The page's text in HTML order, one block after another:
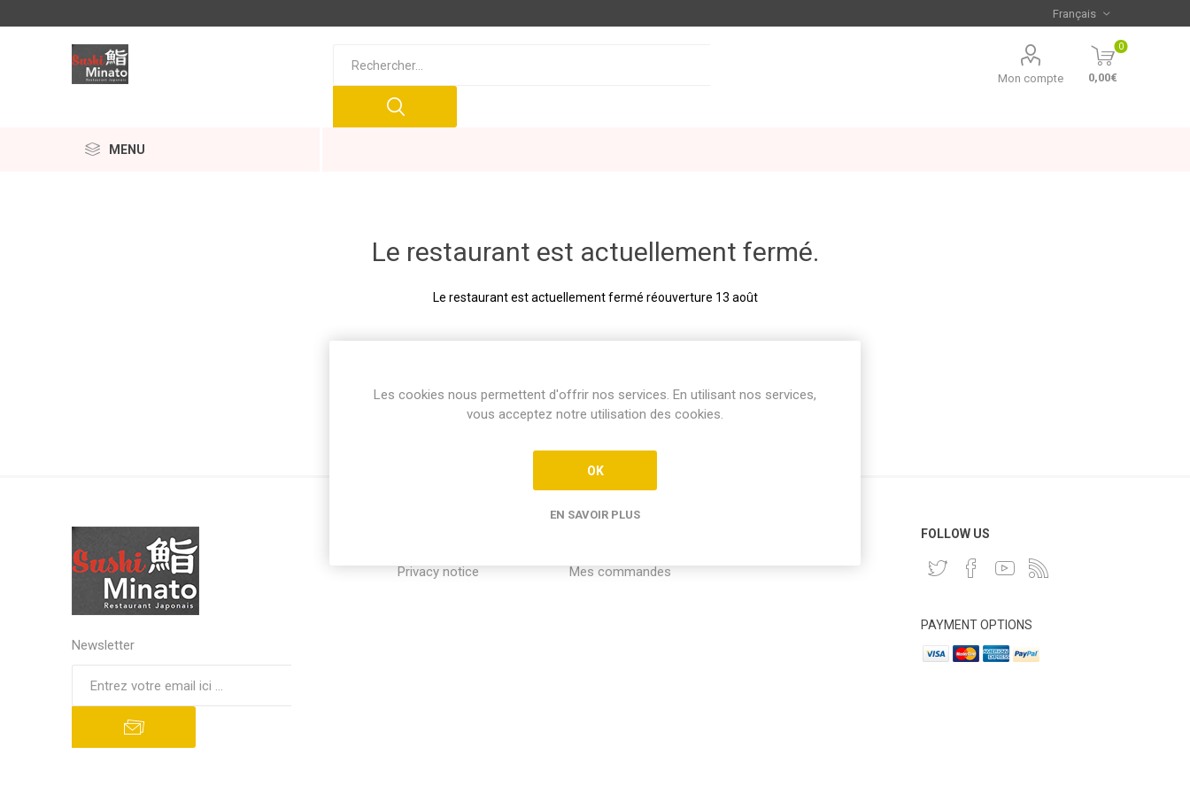
Mon compte
0
0,00€
MENU
Le restaurant est actuellement fermé.
Le restaurant est actuellement fermé réouverture 13 août
Newsletter
Privacy notice Mes commandes
FOLLOW US
PAYMENT OPTIONS
Les cookies nous permettent d'offrir nos services. En utilisant nos services,
vous acceptez notre utilisation des cookies.
OK
EN SAVOIR PLUS